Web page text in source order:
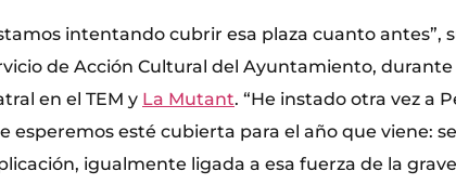
intentando cubrir esa plaza cuanto antes”,
de Acción Cultural del Ayuntamiento,
en el TEM y La Mutant. “He instado otra vez a
esperemos esté cubierta para el año que viene:
igualmente ligada a esa fuerza de la